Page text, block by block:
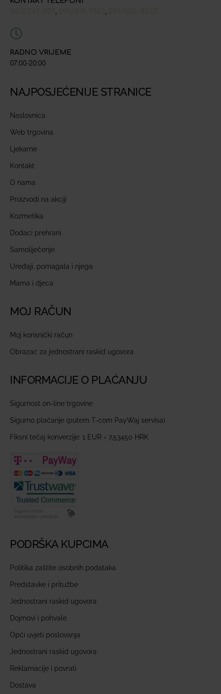
, ,
RADNO VRIJEME
07:00-20:00
NAJPOSJEĆENIJE STRANICE
Naslovnica
Web trgovina
Ljekarne
Kontakt
O nama
Proizvodi na akciji
Kozmetika
Dodaci prehrani
Samoliječenje
Uređaji, pomagala i njega
Mama i djeca
MOJ RAČUN
Moj korisnički račun
Obrazac za jednostrani raskid ugovora
INFORMACIJE O PLAĆANJU
Sigurnost on-line trgovine
Sigurno plaćanje (putem T-com PayWaj servisa)
Fiksni tečaj konverzije: 1 EUR = 7,53450 HRK
PODRŠKA KUPCIMA
Politika zaštite osobnih podataka
Predstavke i pritužbe
Jednostrani raskid ugovora
Dojmovi i pohvale
Opći uvjeti poslovanja
Jednostrani raskid ugovora
Reklamacije i povrati
Dostava